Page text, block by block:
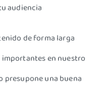
audiencia
de forma larga
importantes en nuestro
presupone una buena